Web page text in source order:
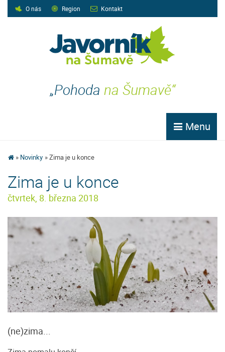
O nás Region Kontakt
„Pohoda na Šumavě“
Menu
Novinky Zima je u konce
Zima je u konce
čtvrtek, 8. března 2018
(ne)zima...